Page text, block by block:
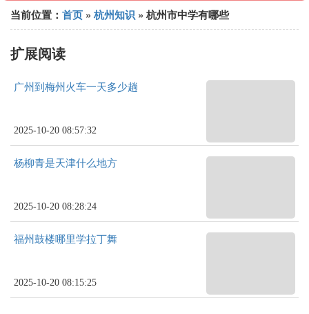
当前位置： 首页 » 杭州知识 » 杭州市中学有哪些
扩展阅读
广州到梅州火车一天多少趟
2025-10-20 08:57:32
杨柳青是天津什么地方
2025-10-20 08:28:24
福州鼓楼哪里学拉丁舞
2025-10-20 08:15:25